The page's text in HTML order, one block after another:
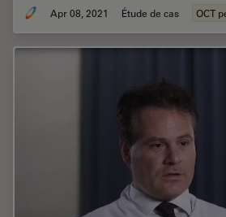
Apr 08, 2021 Étude de cas OCT